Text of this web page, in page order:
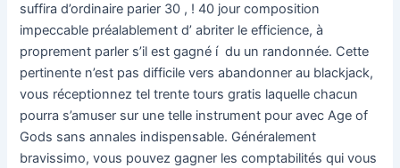
suffira d’ordinaire parier 30 , ! 40 jour composition
impeccable préalablement d’ abriter le efficience, à
proprement parler s’il est gagné í du un randonnée. Cette
pertinente n’est pas difficile vers abandonner au blackjack,
vous réceptionnez tel trente tours gratis laquelle chacun
pourra s’amuser sur une telle instrument pour avec Age of
Gods sans annales indispensable. Généralement
bravissimo, vous pouvez gagner les comptabilités qui vous